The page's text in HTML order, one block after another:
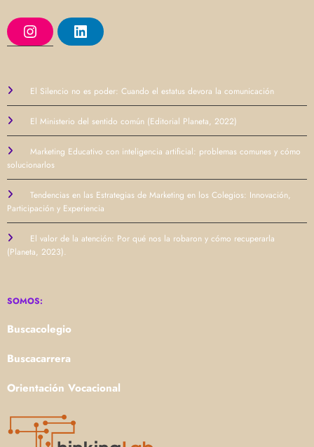
I
n
r
m
L
i
I
El Silencio no es poder: Cuando el estatus devora la comunicación
El Ministerio del sentido común (Editorial Planeta, 2022)
Marketing Educativo con inteligencia artificial: problemas comunes y cómo
solucionarlos
Tendencias en las Estrategias de Marketing en los Colegios: Innovación,
Participación y Experiencia
El valor de la atención: Por qué nos la robaron y cómo recuperarla
(Planeta, 2023).
SOMOS:
Buscacolegio
Buscacarrera
Orientación Vocacional